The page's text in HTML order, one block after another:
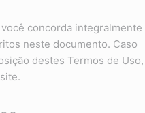
concorda integralmente
neste documento. Caso
destes Termos de Uso,